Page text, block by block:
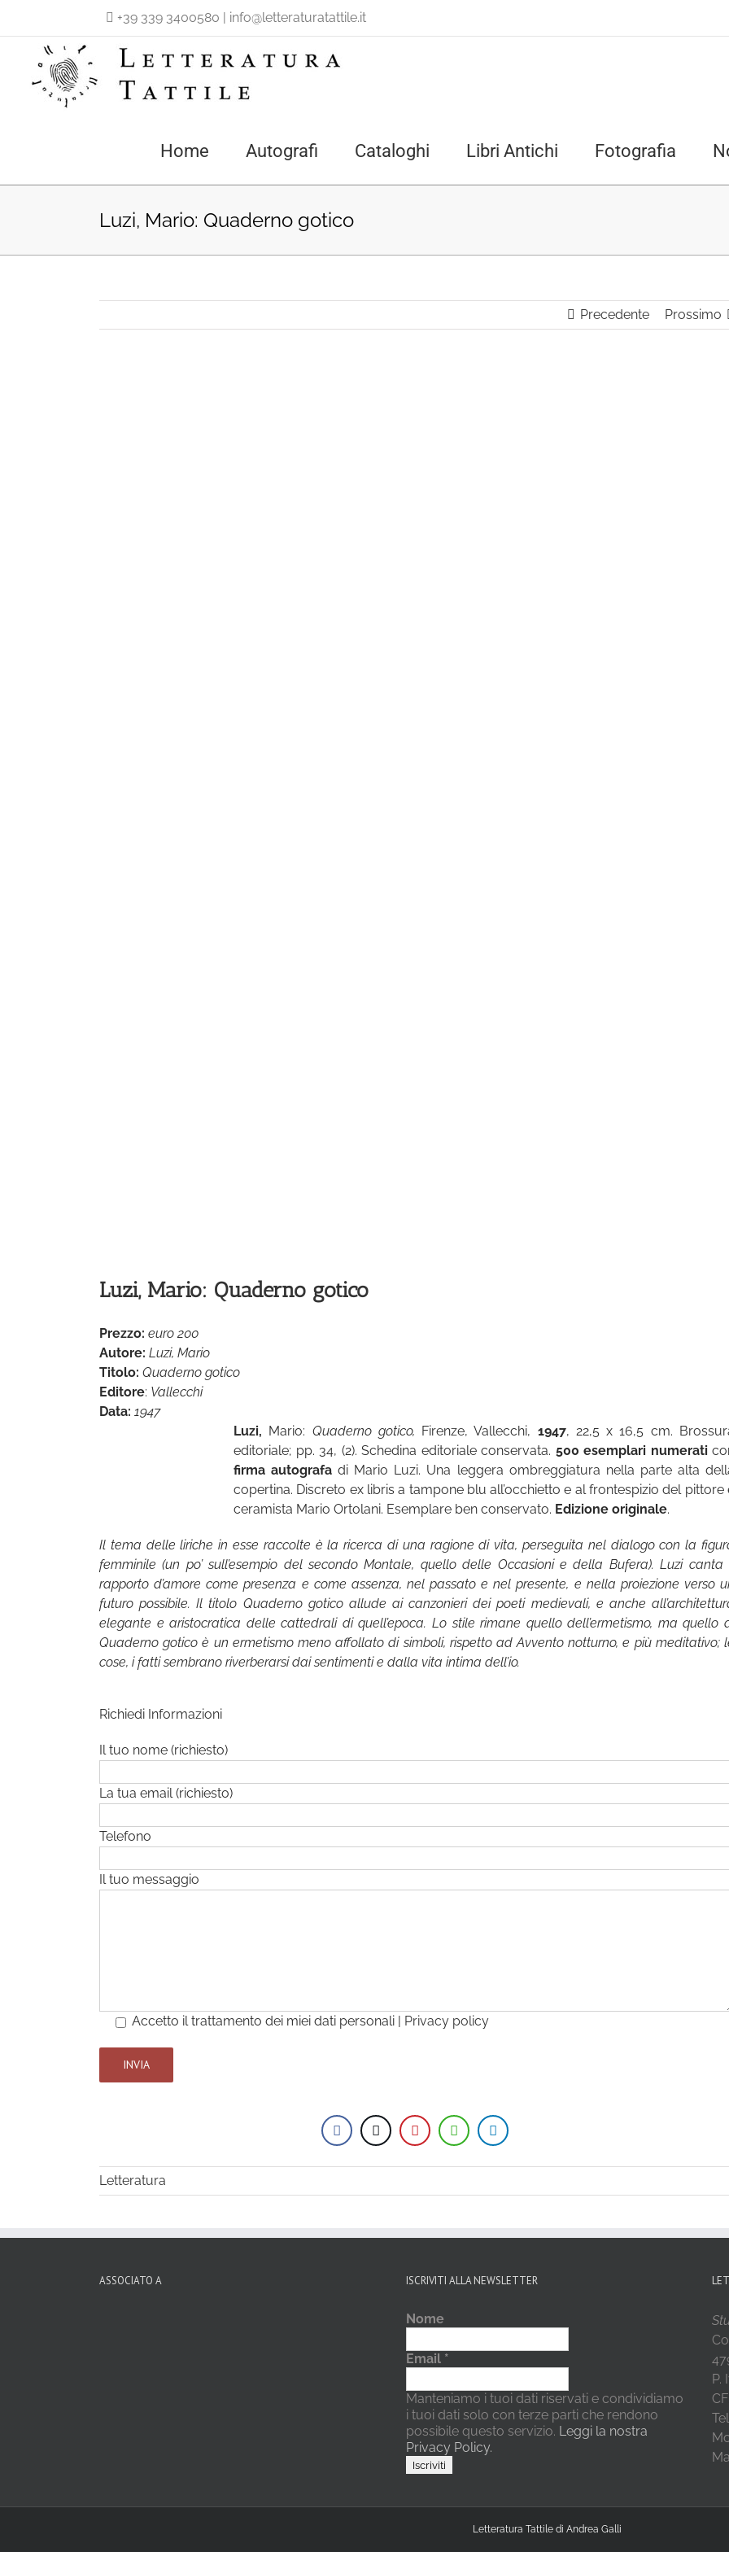
contenuto
+39 339 3400580 | info@letteraturatattile.it
Home Autografi Cataloghi Libri Antichi Fotografia
Luzi, Mario: Quaderno gotico
Precedente Prossimo
Luzi, Mario: Quaderno gotico
Prezzo: euro 200
Autore: Luzi, Mario
Titolo: Quaderno gotico
Editore: Vallecchi
Data: 1947
Luzi, Mario: Quaderno gotico, Firenze, Vallecchi, 1947, 22,5 x 16,5 cm.
editoriale; pp. 34, (2). Schedina editoriale conservata. 500 esemplari numerati
firma autografa di Mario Luzi. Una leggera ombreggiatura nella parte alta
copertina. Discreto ex libris a tampone blu all’occhietto e al frontespizio del pittore
ceramista Mario Ortolani. Esemplare ben conservato. Edizione originale.
Il tema delle liriche in esse raccolte è la ricerca di una ragione di vita, perseguita nel dialogo con la
femminile (un po’ sull’esempio del secondo Montale, quello delle Occasioni e della Bufera). Luzi canta
rapporto d’amore come presenza e come assenza, nel passato e nel presente, e nella proiezione verso
futuro possibile. Il titolo Quaderno gotico allude ai canzonieri dei poeti medievali, e anche
elegante e aristocratica delle cattedrali di quell’epoca. Lo stile rimane quello dell’ermetismo, ma quello
Quaderno gotico è un ermetismo meno affollato di simboli, rispetto ad Avvento notturno, e più meditativo;
cose, i fatti sembrano riverberarsi dai sentimenti e dalla vita intima dell’io.
Richiedi Informazioni
Il tuo nome (richiesto)
La tua email (richiesto)
Telefono
Il tuo messaggio
Accetto il trattamento dei miei dati personali | Privacy policy
Letteratura
ASSOCIATO A ISCRIVITI ALLA NEWSLETTER
Nome
Email *
Manteniamo i tuoi dati riservati e condividiamo
i tuoi dati solo con terze parti che rendono
possibile questo servizio. Leggi la nostra
Privacy Policy.
P.
Letteratura Tattile di Andrea Galli